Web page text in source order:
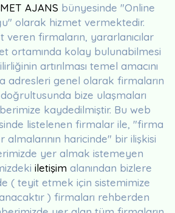
MET AJANS bünyesinde "Online
olarak hizmet vermektedir.
veren firmaların, yararlanıcılar
ortamında kolay bulunabilmesi
artırılması temel amacını
adresleri genel olarak firmaların
bize ulaşmaları
kaydedilmiştir. Bu web
listelenen firmalar ile, "firma
haricinde" bir ilişkisi
yer almak istemeyen
iletişim alanından bizlere
( teyit etmek için sistemimize
) firmaları rehberden